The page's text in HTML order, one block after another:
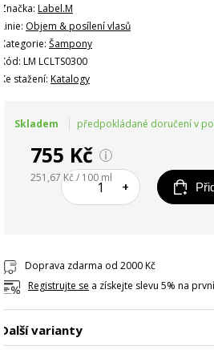
Značka: Label.M
Linie: Objem & posílení vlasů
Kategorie: Šampony
Kód: LM LCLTS0300
Ke stažení: Katalogy
Skladem předpokládané doručení v
755 Kč
251,67 Kč / 100 ml
+
Doprava zdarma od 2000 Kč
Registrujte se a získejte slevu 5% na
Další varianty